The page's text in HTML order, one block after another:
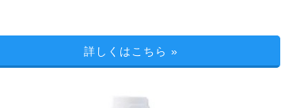
詳しくはこちら »